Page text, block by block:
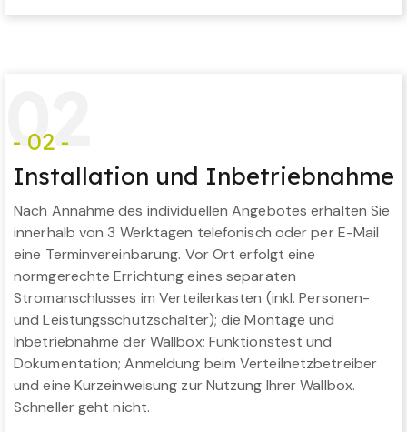
02
- 02 -
Installation und Inbetriebnahme
Nach Annahme des individuellen Angebotes erhalten Sie
innerhalb von 3 Werktagen telefonisch oder per E-Mail
eine Terminvereinbarung. Vor Ort erfolgt eine
normgerechte Errichtung eines separaten
Stromanschlusses im Verteilerkasten (inkl. Personen-
und Leistungsschutzschalter); die Montage und
Inbetriebnahme der Wallbox; Funktionstest und
Dokumentation; Anmeldung beim Verteilnetzbetreiber
und eine Kurzeinweisung zur Nutzung Ihrer Wallbox.
Schneller geht nicht.